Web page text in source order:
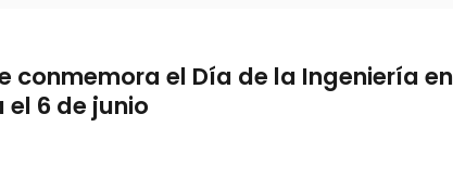
conmemora el Día de la Ingeniería en
6 de junio